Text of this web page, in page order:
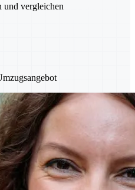
und vergleichen